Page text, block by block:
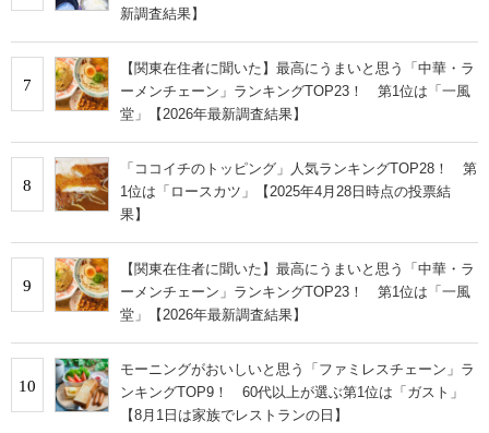
新調査結果】
7
【関東在住者に聞いた】最高にうまいと思う「中華・ラ
ーメンチェーン」ランキングTOP23！ 第1位は「一風
堂」【2026年最新調査結果】
8
「ココイチのトッピング」人気ランキングTOP28！ 第
1位は「ロースカツ」【2025年4月28日時点の投票結
果】
9
【関東在住者に聞いた】最高にうまいと思う「中華・ラ
ーメンチェーン」ランキングTOP23！ 第1位は「一風
堂」【2026年最新調査結果】
10
モーニングがおいしいと思う「ファミレスチェーン」ラ
ンキングTOP9！ 60代以上が選ぶ第1位は「ガスト」
【8月1日は家族でレストランの日】